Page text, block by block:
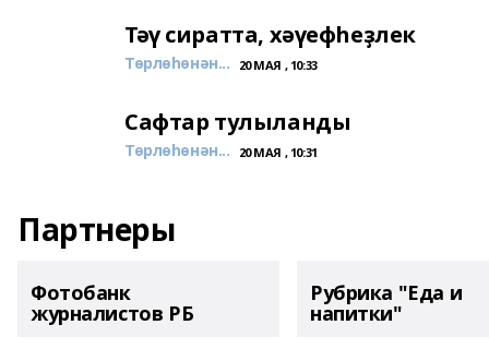
Тәү сиратта, хәүефһеҙлек
Төрлөһөнән... 20 МАЯ , 10:33
Сафтар тулыланды
Төрлөһөнән... 20 МАЯ , 10:31
Партнеры
Фотобанк
журналистов РБ
Рубрика "Еда и
напитки"